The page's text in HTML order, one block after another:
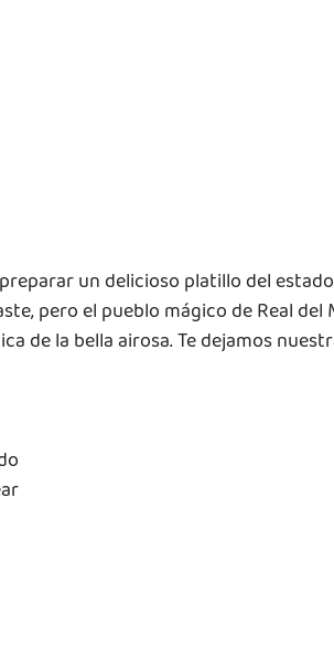
un delicioso platillo del
pero el pueblo mágico de Real del
de la bella airosa. Te dejamos